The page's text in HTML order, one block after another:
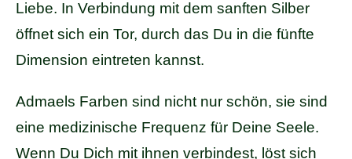
Liebe. In Verbindung mit dem sanften Silber
öffnet sich ein Tor, durch das Du in die fünfte
Dimension eintreten kannst.
Admaels Farben sind nicht nur schön, sie sind
eine medizinische Frequenz für Deine Seele.
Wenn Du Dich mit ihnen verbindest, löst sich